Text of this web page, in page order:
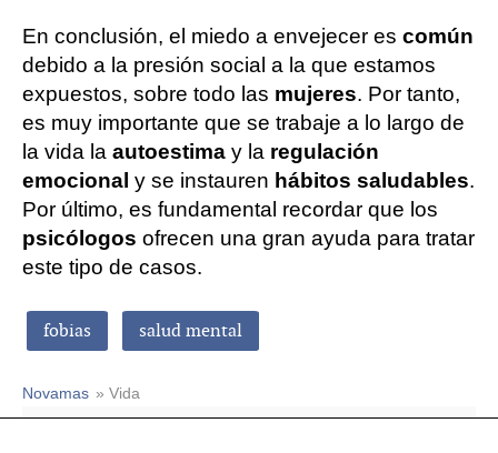
En conclusión, el miedo a envejecer es común
debido a la presión social a la que estamos
expuestos, sobre todo las mujeres. Por tanto,
es muy importante que se trabaje a lo largo de
la vida la autoestima y la regulación
emocional y se instauren hábitos saludables.
Por último, es fundamental recordar que los
psicólogos ofrecen una gran ayuda para tratar
este tipo de casos.
fobias salud mental
Novamas » Vida